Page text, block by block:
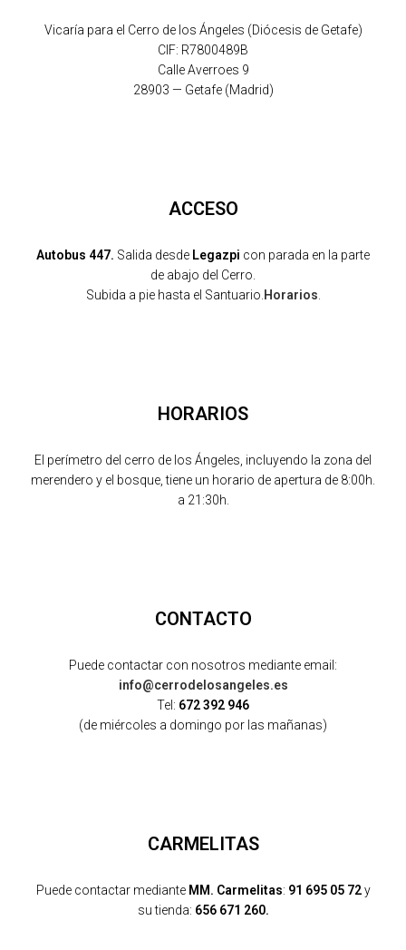
Vicaría para el Cerro de los Ángeles (Diócesis de Getafe)
CIF: R7800489B
Calle Averroes 9
28903 — Getafe (Madrid)
ACCESO
Autobus 447. Salida desde Legazpi con parada en la parte
de abajo del Cerro.
Subida a pie hasta el Santuario.Horarios.
HORARIOS
El perímetro del cerro de los Ángeles, incluyendo la zona del
merendero y el bosque, tiene un horario de apertura de 8:00h.
a 21:30h.
CONTACTO
Puede contactar con nosotros mediante email:
info@cerrodelosangeles.es
Tel: 672 392 946
(de miércoles a domingo por las mañanas)
CARMELITAS
Puede contactar medianteMM. Carmelitas: 91 695 05 72y
su tienda: 656 671 260.